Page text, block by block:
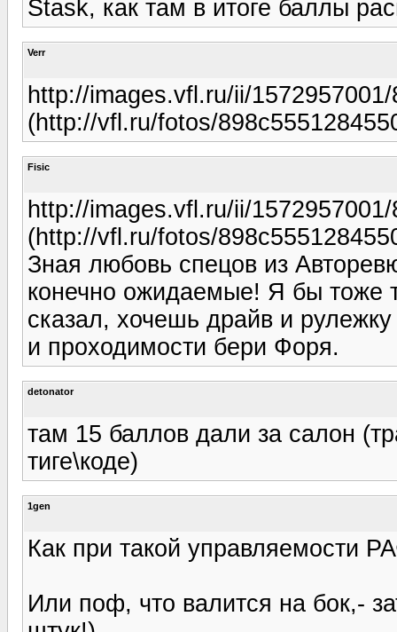
Stask, как там в итоге баллы
Verr
http://images.vfl.ru/ii/
(http://vfl.ru/fotos/
Fisic
http://images.vfl.ru/ii/
(http://vfl.ru/fotos/
Зная любовь спецов из
конечно ожидаемые! Я бы тоже
сказал, хочешь драйв и
и проходимости бери Форя.
detonator
там 15 баллов дали за салон
тиге\коде)
1gen
Как при такой управляемости
Или поф, что валится на бок,-